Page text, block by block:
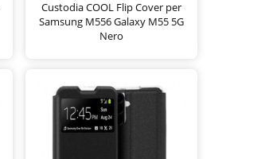
Custodia COOL Flip Cover per
Samsung M556 Galaxy M55 5G
Nero